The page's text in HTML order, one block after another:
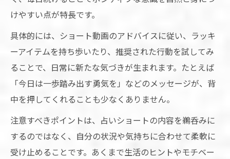
けやすい点が特長です。
具体的には、ショート動画のアドバイスに従い、ラッキ
ーアイテムを持ち歩いたり、推奨された行動を試してみ
ることで、日常に新たな気づきが生まれます。たとえば
「今日は一歩踏み出す勇気を」などのメッセージが、背
中を押してくれることも少なくありません。
注意すべきポイントは、占いショートの内容を鵜呑みに
するのではなく、自分の状況や気持ちに合わせて柔軟に
受け止めることです。あくまで生活のヒントやモチベー